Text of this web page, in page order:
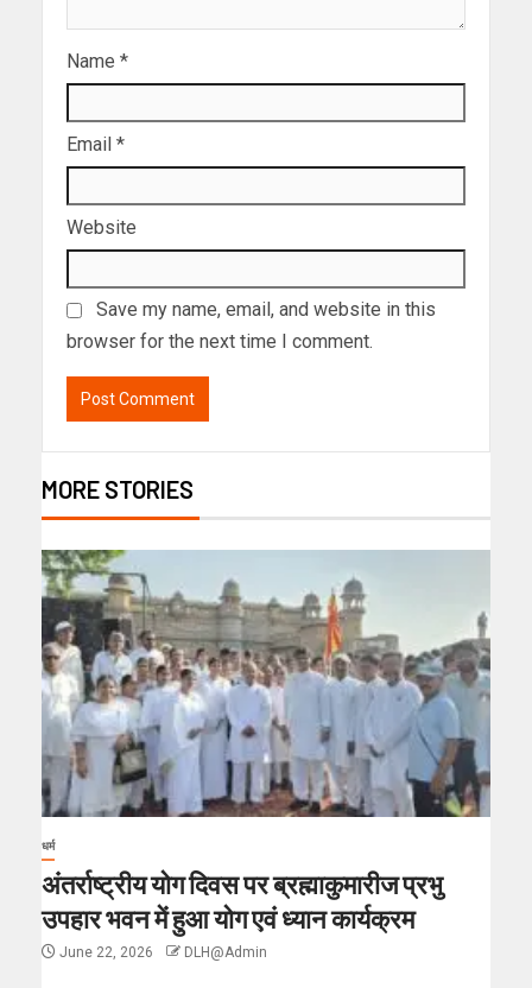
Name *
Email *
Website
Save my name, email, and website in this
browser for the next time I comment.
MORE STORIES
धर्म
अंतर्राष्ट्रीय योग दिवस पर ब्रह्माकुमारीज प्रभु
उपहार भवन में हुआ योग एवं ध्यान कार्यक्रम
June 22, 2026 DLH@Admin